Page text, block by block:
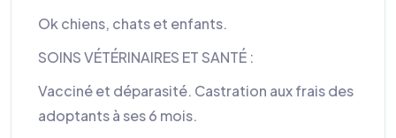
Ok chiens, chats et enfants.
SOINS VÉTÉRINAIRES ET SANTÉ :
Vacciné et déparasité. Castration aux frais des
adoptants à ses 6 mois.